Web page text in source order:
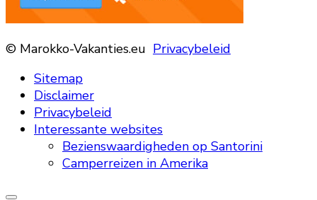
© Marokko-Vakanties.eu Privacybeleid
Sitemap
Disclaimer
Privacybeleid
Interessante websites
Bezienswaardigheden op Santorini
Camperreizen in Amerika